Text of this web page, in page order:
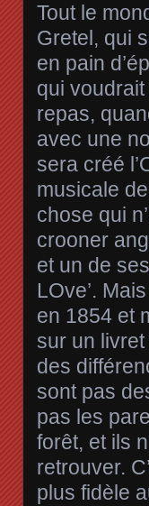
Tout le
Gretel, qui
en pain
qui
repas,
avec une
sera créé
musicale
chose qui
crooner
et un de
LOve’.
en 1854 et
sur un livret
des
sont pas
pas les
forêt, et ils
retrouver.
plus fidèle